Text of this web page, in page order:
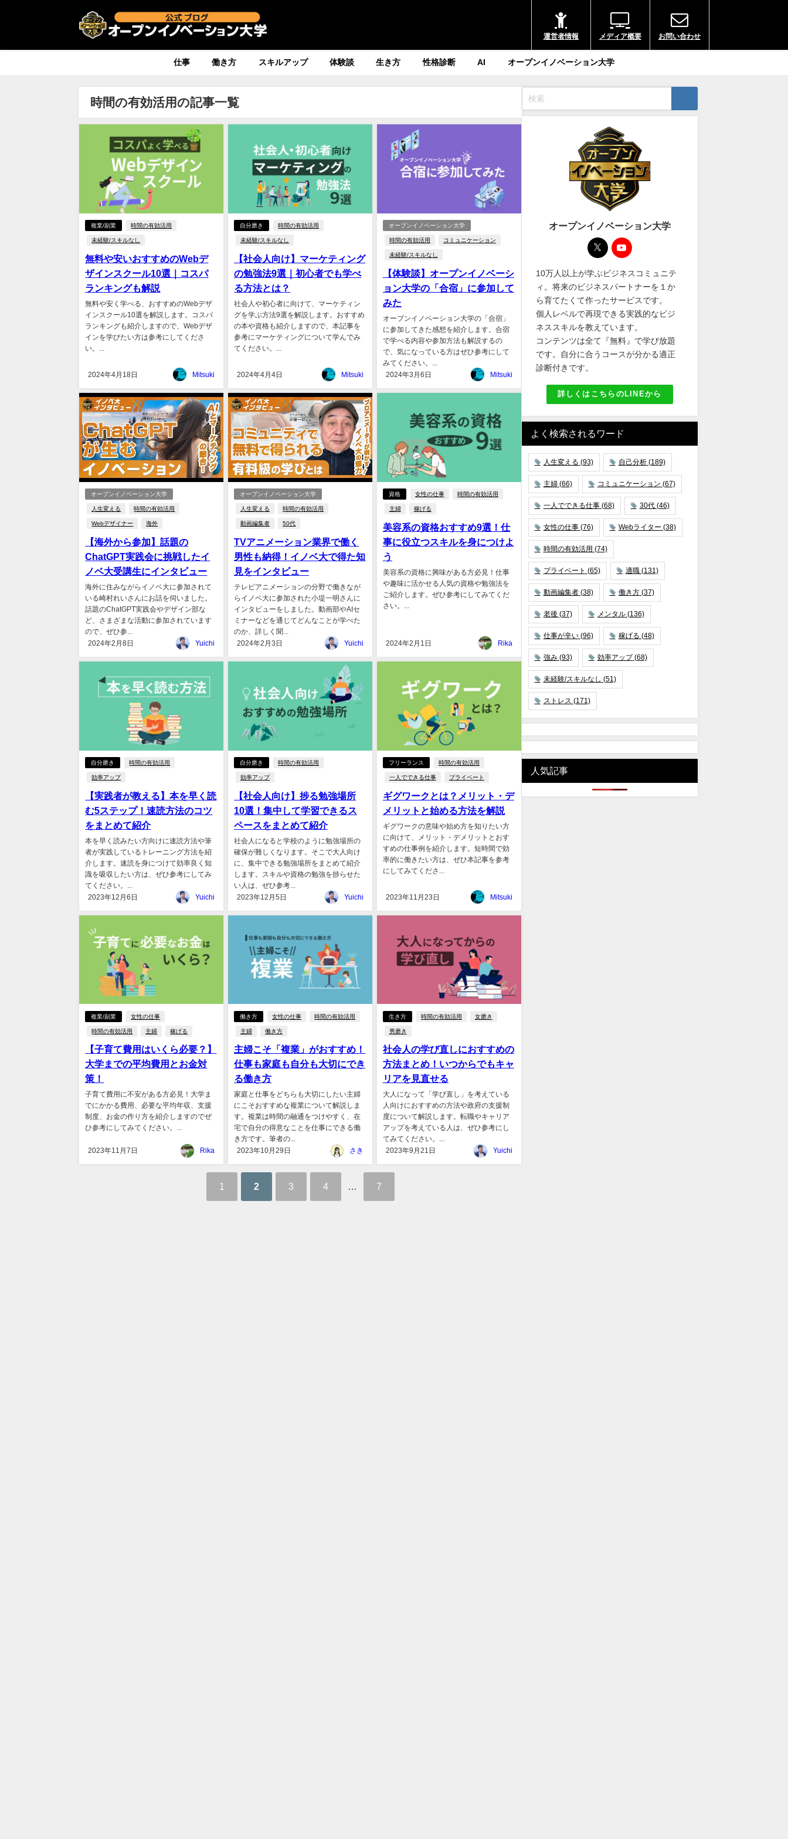
運営者情報 メディア概要 お問い合わせ
仕事 働き方 スキルアップ 体験談 生き方 性格診断 AI オープンイノベーション大学
時間の有効活用の記事一覧
複業/副業 時間の有効活用
未経験/スキルなし
無料や安いおすすめのWebデ
ザインスクール10選｜コスパ
ランキングも解説
無料や安く学べる、おすすめのWebデザ
インスクール10選を解説します。コスパ
ランキングも紹介しますので、Webデザ
インを学びたい方は参考にしてくださ
い。...
2024年4月18日 Mitsuki
自分磨き 時間の有効活用
未経験/スキルなし
【社会人向け】マーケティング
の勉強法9選｜初心者でも学べ
る方法とは？
社会人や初心者に向けて、マーケティン
グを学ぶ方法9選を解説します。おすすめ
の本や資格も紹介しますので、本記事を
参考にマーケティングについて学んでみ
てください。...
2024年4月4日 Mitsuki
オープンイノベーション大学
時間の有効活用 コミュニケーション
未経験/スキルなし
【体験談】オープンイノベーシ
ョン大学の「合宿」に参加して
みた
オープンイノベーション大学の「合宿」
に参加してきた感想を紹介します。合宿
で学べる内容や参加方法も解説するの
で、気になっている方はぜひ参考にして
みてください。...
2024年3月6日
Mitsuki
オープンイノベーション大学
人生変える 時間の有効活用
Webデザイナー 海外
【海外から参加】話題の
ChatGPT実践会に挑戦したイ
ノベ大受講生にインタビュー
海外に住みながらイノベ大に参加されて
いる崎村れいさんにお話を伺いました。
話題のChatGPT実践会やデザイン部な
ど、さまざまな活動に参加されています
ので、ぜひ参...
2024年2月8日
Yuichi
オープンイノベーション大学
人生変える 時間の有効活用
動画編集者 50代
TVアニメーション業界で働く
男性も納得！イノベ大で得た知
見をインタビュー
テレビアニメーションの分野で働きなが
らイノベ大に参加された小堤一明さんに
インタビューをしました。動画部やAIセ
ミナーなどを通じてどんなことが学べた
のか、詳しく聞...
2024年2月3日
Yuichi
資格 女性の仕事 時間の有効活用
主婦 稼げる
美容系の資格おすすめ9選！仕
事に役立つスキルを身につけよ
う
美容系の資格に興味がある方必見！仕事
や趣味に活かせる人気の資格や勉強法を
ご紹介します。ぜひ参考にしてみてくだ
さい。...
2024年2月1日 Rika
自分磨き 時間の有効活用
効率アップ
【実践者が教える】本を早く読
む5ステップ！速読方法のコツ
をまとめて紹介
本を早く読みたい方向けに速読方法や筆
者が実践しているトレーニング方法を紹
介します。速読を身につけて効率良く知
識を吸収したい方は、ぜひ参考にしてみ
てください。...
2023年12月6日
Yuichi
自分磨き 時間の有効活用
効率アップ
【社会人向け】捗る勉強場所
10選！集中して学習できるス
ペースをまとめて紹介
社会人になると学校のように勉強場所の
確保が難しくなります。そこで大人向け
に、集中できる勉強場所をまとめて紹介
します。スキルや資格の勉強を捗らせた
い人は、ぜひ参考...
2023年12月5日
Yuichi
フリーランス 時間の有効活用
一人でできる仕事 プライベート
ギグワークとは？メリット・デ
メリットと始める方法を解説
ギグワークの意味や始め方を知りたい方
に向けて、メリット・デメリットとおす
すめの仕事例を紹介します。短時間で効
率的に働きたい方は、ぜひ本記事を参考
にしてみてくださ...
2023年11月23日 Mitsuki
複業/副業 女性の仕事
時間の有効活用 主婦 稼げる
【子育て費用はいくら必要？】
大学までの平均費用とお金対
策！
子育て費用に不安がある方必見！大学ま
でにかかる費用、必要な平均年収、支援
制度、お金の作り方を紹介しますのでぜ
ひ参考にしてみてください。...
2023年11月7日 Rika
働き方 女性の仕事 時間の有効活用
主婦 働き方
主婦こそ「複業」がおすすめ！
仕事も家庭も自分も大切にでき
る働き方
家庭と仕事をどちらも大切にしたい主婦
にこそおすすめな複業について解説しま
す。複業は時間の融通をつけやすく、在
宅で自分の得意なことを仕事にできる働
き方です。筆者の...
2023年10月29日
さき
生き方 時間の有効活用 女磨き
男磨き
社会人の学び直しにおすすめの
方法まとめ！いつからでもキャ
リアを見直せる
大人になって「学び直し」を考えている
人向けにおすすめの方法や政府の支援制
度について解説します。転職やキャリア
アップを考えている人は、ぜひ参考にし
てみてください。...
2023年9月21日
Yuichi
1 2 3 4 … 7
オープンイノベーション大学
10万人以上が学ぶビジネスコミュニテ
ィ。将来のビジネスパートナーを１か
ら育てたくて作ったサービスです。
個人レベルで再現できる実践的なビジ
ネススキルを教えています。
コンテンツは全て『無料』で学び放題
です。自分に合うコースが分かる適正
診断付きです。
詳しくはこちらのLINEから
よく検索されるワード
人生変える (93) 自己分析(189)
主婦(66) コミュニケーション (67)
一人でできる仕事(68) 30代(46)
女性の仕事(76) Webライター (38)
時間の有効活用 (74)
プライベート (65) 適職(131)
動画編集者(38) 働き方(37)
老後 (37) メンタル(136)
仕事が辛い(96) 稼げる (48)
強み(93) 効率アップ(68)
未経験/スキルなし (51)
ストレス (171)
人気記事